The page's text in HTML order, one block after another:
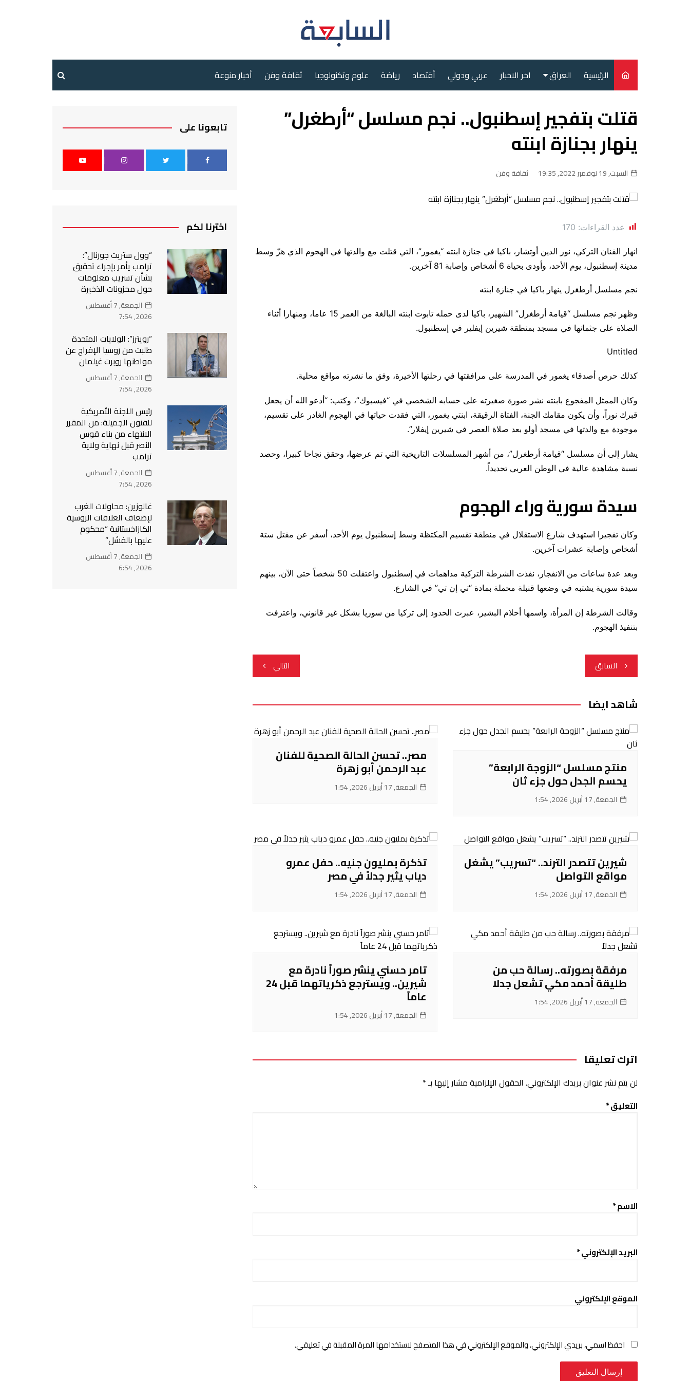
الرئيسية العراق
سياسة
محليات
اخر الاخبار عربي ودولي أقتصاد رياضة علوم وتكنولوجيا ثقافة وفن أخبار منوعة
قتلت بتفجير إسطنبول.. نجم مسلسل “أرطغرل”
ينهار بجنازة ابنته
السبت, 19 نوفمبر 2022, 19:35 ثقافة وفن
عدد القراءات: 170
‎انهار الفنان التركي، نور الدين أوتشار، باكيا في جنازة ابنته “يغمور”، التي قتلت مع والدتها في الهجوم الذي هزّ وسط
مدينة إسطنبول، يوم الأحد، وأودى بحياة 6 أشخاص وإصابة 81 آخرين.
نجم مسلسل أرطغرل ينهار باكيا في جنازة ابنته
وظهر نجم مسلسل “قيامة أرطغرل” الشهير، باكيا لدى حمله تابوت ابنته البالغة من العمر 15 عاما، ومنهارا أثناء
الصلاة على جثمانها في مسجد بمنطقة شيرين إيفلير في إسطنبول.
Untitled
وكان الممثل المفجوع بابنته نشر صورة صغيرته على حسابه الشخصي في “فيسبوك”، وكتب: “أدعو الله أن يجعل
قبرك نوراً، وأن يكون مقامك الجنة، الفتاة الرقيقة، ابنتي يغمور، التي فقدت حياتها في الهجوم الغادر على تقسيم،
موجودة مع والدتها في مسجد أولو بعد صلاة العصر في شيرين إيفلار”.
يشار إلى أن مسلسل “قيامة أرطغرل”، من أشهر المسلسلات التاريخية التي تم عرضها، وحقق نجاحا كبيرا، وحصد
نسبة مشاهدة عالية في الوطن العربي تحديداً.
سيدة سورية وراء الهجوم
وكان تفجيرا استهدف شارع الاستقلال في منطقة تقسيم المكتظة وسط إسطنبول يوم الأحد، أسفر عن مقتل ستة
أشخاص وإصابة عشرات آخرين.
وبعد عدة ساعات من الانفجار، نفذت الشرطة التركية مداهمات في إسطنبول واعتقلت 50 شخصاً حتى الآن، بينهم
سيدة سورية يشتبه في وضعها قنبلة محملة بمادة “تي إن تي” في الشارع.
وقالت الشرطة إن المرأة، واسمها أحلام البشير، عبرت الحدود إلى تركيا من سوريا بشكل غير قانوني، واعترفت
بتنفيذ الهجوم.
تصفّح
المقالات
السابق التالي
شاهد ايضا
منتج مسلسل “الزوجة الرابعة”
يحسم الجدل حول جزء ثان
الجمعة, 17 أبريل 2026, 1:54
مصر.. تحسن الحالة الصحية للفنان
عبد الرحمن أبو زهرة
الجمعة, 17 أبريل 2026, 1:54
شيرين تتصدر الترند.. “تسريب” يشغل
مواقع التواصل
الجمعة, 17 أبريل 2026, 1:54
تذكرة بمليون جنيه.. حفل عمرو
دياب يثير جدلاً في مصر
الجمعة, 17 أبريل 2026, 1:54
مرفقة بصورته.. رسالة حب من
طليقة أحمد مكي تشعل جدلاً
الجمعة, 17 أبريل 2026, 1:54
تامر حسني ينشر صوراً نادرة مع
شيرين.. ويسترجع ذكرياتهما قبل 24
عاماً
الجمعة, 17 أبريل 2026, 1:54
اترك تعليقاً
لن يتم نشر عنوان بريدك الإلكتروني. الحقول الإلزامية مشار إليها بـ*
التعليق*
الاسم*
البريد الإلكتروني*
الموقع الإلكتروني
احفظ اسمي، بريدي الإلكتروني، والموقع الإلكتروني في هذا المتصفح لاستخدامها المرة المقبلة في تعليقي.
تابعونا على
اخترنا لكم
“وول ستريت جورنال”:
ترامب يأمر بإجراء تحقيق
بشأن تسريب معلومات
حول مخزونات الذخيرة
الجمعة, 7 أغسطس
2026, 7:54
“رويترز”: الولايات المتحدة
طلبت من روسيا الإفراج عن
مواطنها روبرت غيلمان
الجمعة, 7 أغسطس
2026, 7:54
رئيس اللجنة الأمريكية
للفنون الجميلة: من المقرر
الانتهاء من بناء قوس
النصر قبل نهاية ولاية
ترامب
الجمعة, 7 أغسطس
2026, 7:54
غالوزين: محاولات الغرب
لإضعاف العلاقات الروسية
الكازاخستانية “محكوم
عليها بالفشل”
الجمعة, 7 أغسطس
2026, 6:54